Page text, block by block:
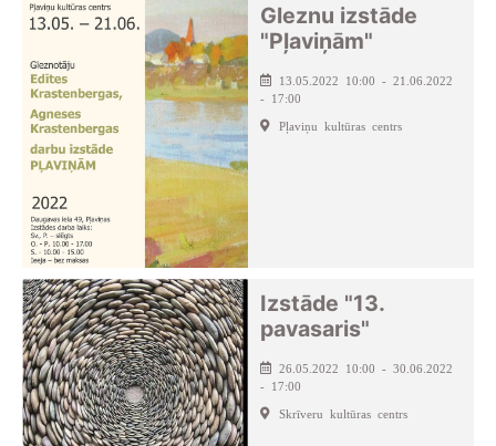
Gleznu izstāde
"Pļaviņām"
13.05.2022 10:00 - 21.06.2022
- 17:00
Pļaviņu kultūras centrs
Izstāde "13.
pavasaris"
26.05.2022 10:00 - 30.06.2022
- 17:00
Skrīveru kultūras centrs